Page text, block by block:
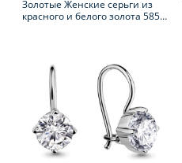
Золотые Женские серьги из
красного и белого золота 585